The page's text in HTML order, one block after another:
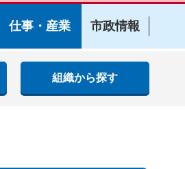
仕事・産業 市政情報
組織から探す